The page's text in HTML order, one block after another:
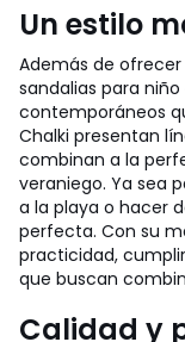
Un estilo
Además de
sandalias para
contemporáneos
Chalki presentan
combinan a la
veraniego. Ya sea
a la playa o hacer
perfecta. Con su
practicidad,
que buscan
Calidad y